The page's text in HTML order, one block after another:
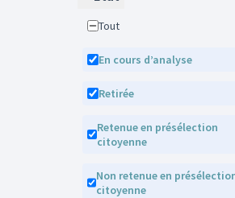
Tout
En cours d’analyse
Retirée
Retenue en présélection
citoyenne
Non retenue en présélection
citoyenne